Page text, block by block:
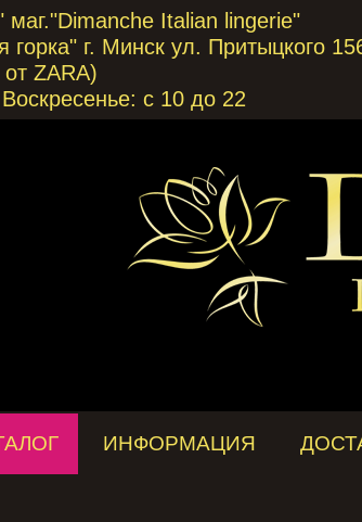
Italian lingerie"
горка" г. Минск ул. Притыцкого
ZARA)
с 10 до 22
ИНФОРМАЦИЯ